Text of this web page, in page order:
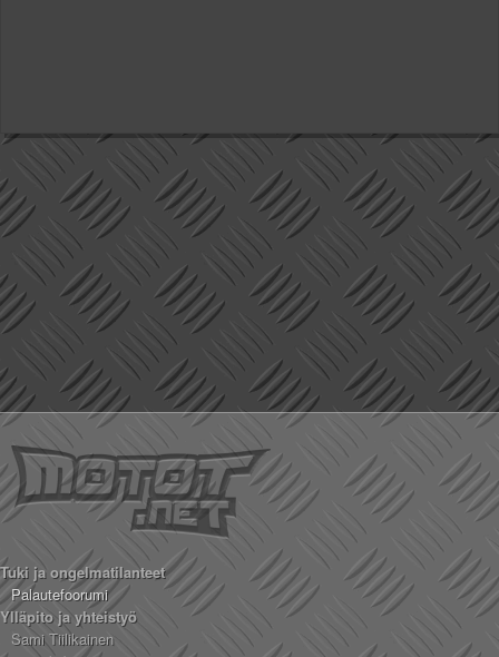
Tuki ja ongelmatilanteet
Palautefoorumi
Ylläpito ja yhteistyö
Sami Tiilikainen